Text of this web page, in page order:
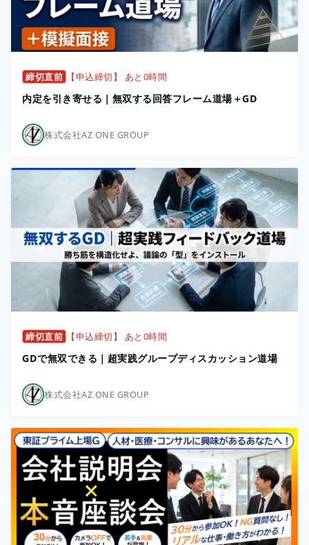
締切直前 【申込締切】 あと0時間
内定を引き寄せる｜無双する回答フレーム道場＋GD
株式会社AZ ONE GROUP
締切直前 【申込締切】 あと0時間
GDで無双できる｜超実践グループディスカッション道場
株式会社AZ ONE GROUP